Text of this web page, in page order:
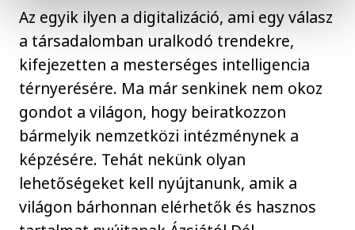
Az egyik ilyen a digitalizáció, ami egy válasz
a társadalomban uralkodó trendekre,
kifejezetten a mesterséges intelligencia
térnyerésére. Ma már senkinek nem okoz
gondot a világon, hogy beiratkozzon
bármelyik nemzetközi intézménynek a
képzésére. Tehát nekünk olyan
lehetőségeket kell nyújtanunk, amik a
világon bárhonnan elérhetők és hasznos